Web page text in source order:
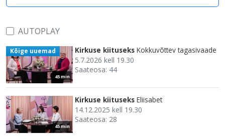
AUTOPLAY
45 min
Kõige uuemad Kirkuse kiituseks Kokkuvõttev tagasivaade
5.7.2026 kell 19.30
Saateosa: 44
45 min
Kirkuse kiituseks Eliisabet
14.12.2025 kell 19.30
Saateosa: 28